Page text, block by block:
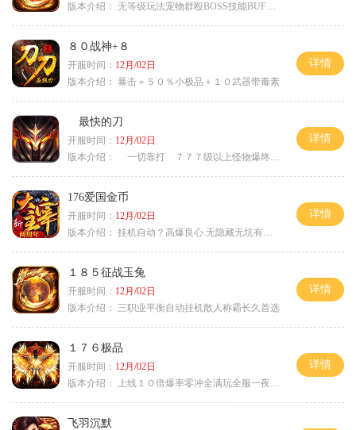
版本介绍： 无等级玩法宠物群殴BOSS技能BUFF铭文B
８０战神+８
开服时间： 12月/02日
版本介绍： 暴击＋５０％小极品＋１０武器带毒素
详情
最快的刀
开服时间： 12月/02日
版本介绍：
一切靠打 ７７７级以上怪物爆终极
详情
176爱国金币
开服时间： 12月/02日
版本介绍： 挂机自动？高爆良心.无隐藏无坑有时间就是
详情
１８５征战玉兔
开服时间： 12月/02日
版本介绍：
三职业平衡自动挂机散人称霸长久首选
详情
１７６极品
开服时间： 12月/02日
版本介绍：
上线１０倍爆率零冲全满玩全服一夜终极
详情
飞羽沉默